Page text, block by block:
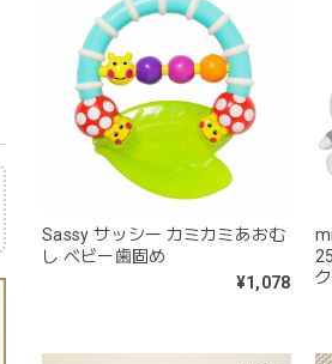
Sassy サッシー カミカミあおむ
し ベビー歯固め
¥1,078